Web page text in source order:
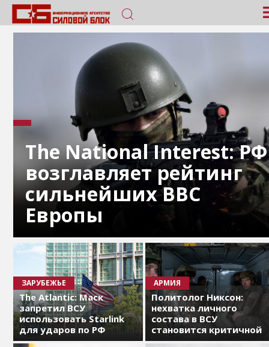
The National Interest: РФ
возглавляет рейтинг
сильнейших ВВС
Европы
ЗАРУБЕЖЬЕ
The Atlantic: Маск
запретил ВСУ
использовать Starlink
для ударов по РФ
АРМИЯ
Политолог Никсон:
нехватка личного
состава в ВСУ
становится критичной